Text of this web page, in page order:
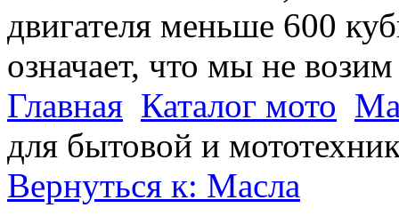
двигателя меньше 600
означает, что мы не
Главная Каталог мото
для бытовой и
Вернуться к: Масла